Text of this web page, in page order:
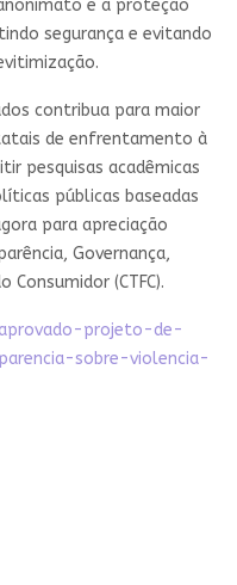
e a proteção
segurança e evitando
contribua para maior
de enfrentamento à
pesquisas acadêmicas
públicas baseadas
para apreciação
Governança,
(CTFC).
projeto-de-
sobre-violencia-